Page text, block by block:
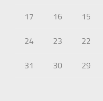
15
16
17
22
23
24
29
30
31